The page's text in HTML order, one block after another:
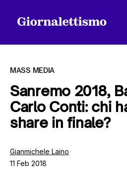
Tutti gli articoli
Chi siamo
MASS MEDIA
Sanremo 2018,
Carlo Conti: chi
share in finale?
Gianmichele Laino
11 Feb 2018